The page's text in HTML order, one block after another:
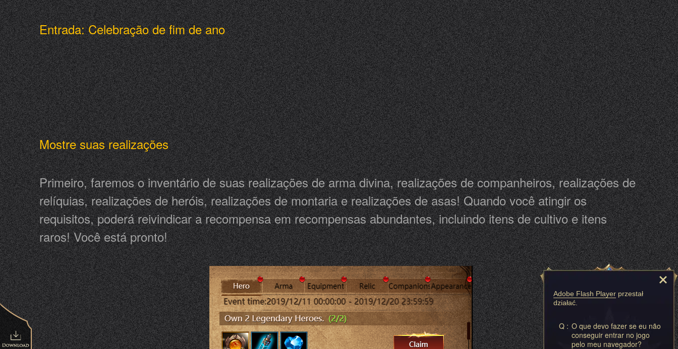
Entrada: Celebração de fim de ano
Mostre suas realizações
Primeiro, faremos o inventário de suas realizações de arma divina, realizações de companheiros, realizações de
relíquias, realizações de heróis, realizações de montaria e realizações de asas! Quando você atingir os
requisitos, poderá reivindicar a recompensa em recompensas abundantes, incluindo itens de cultivo e itens
raros! Você está pronto!
Adobe Flash Player przestał
działać.
Q : O que devo fazer se eu não
conseguir entrar no jogo
pelo meu navegador?